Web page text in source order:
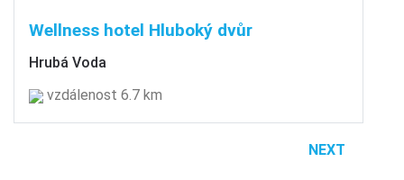
Wellness hotel Hluboký dvůr
Hrubá Voda
vzdálenost 6.7 km
NEXT